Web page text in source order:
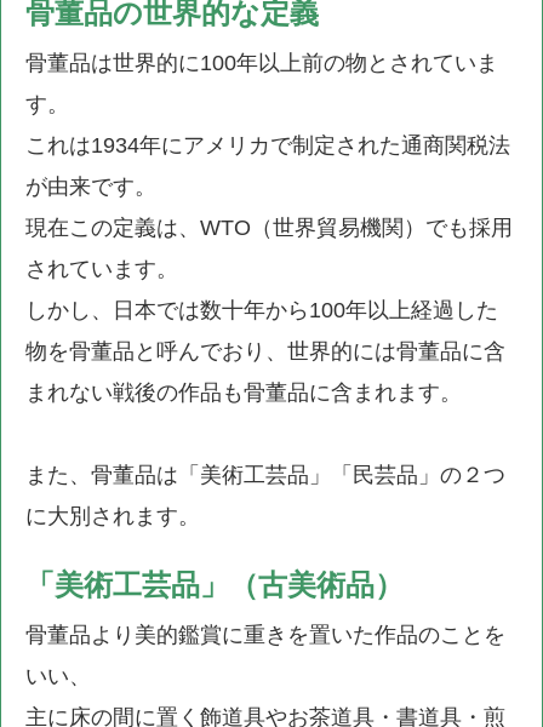
骨董品の世界的な定義
骨董品は世界的に100年以上前の物とされていま
す。
これは1934年にアメリカで制定された通商関税法
が由来です。
現在この定義は、WTO（世界貿易機関）でも採用
されています。
しかし、日本では数十年から100年以上経過した
物を骨董品と呼んでおり、世界的には骨董品に含
まれない戦後の作品も骨董品に含まれます。
また、骨董品は「美術工芸品」「民芸品」の２つ
に大別されます。
「美術工芸品」（古美術品）
骨董品より美的鑑賞に重きを置いた作品のことを
いい、
主に床の間に置く飾道具やお茶道具・書道具・煎